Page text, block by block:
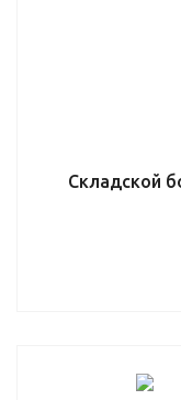
Складской